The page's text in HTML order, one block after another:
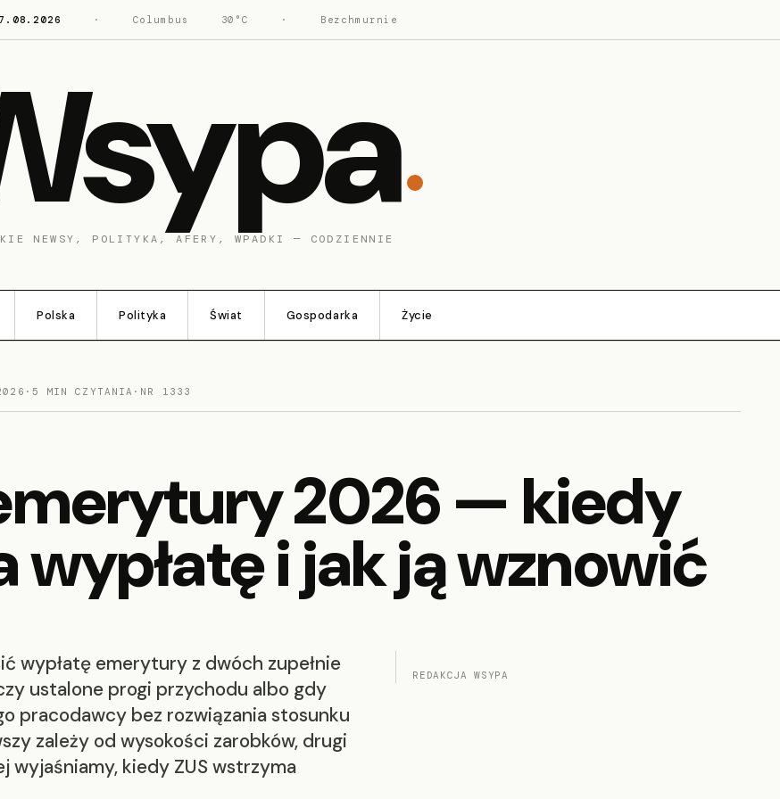
· Columbus 30°C · Bezchmurnie
NEWSY, POLITYKA, AFERY, WPADKI — CODZIENNIE
Polska Polityka Świat Gospodarka Życie
· 5 MIN CZYTANIA · NR 1333
2026 — kiedy
wypłatę i jak ją wznowić
wypłatę emerytury z dwóch zupełnie
ustalone progi przychodu albo gdy
pracodawcy bez rozwiązania stosunku
zależy od wysokości zarobków, drugi
wyjaśniamy, kiedy ZUS wstrzyma
REDAKCJA WSYPA